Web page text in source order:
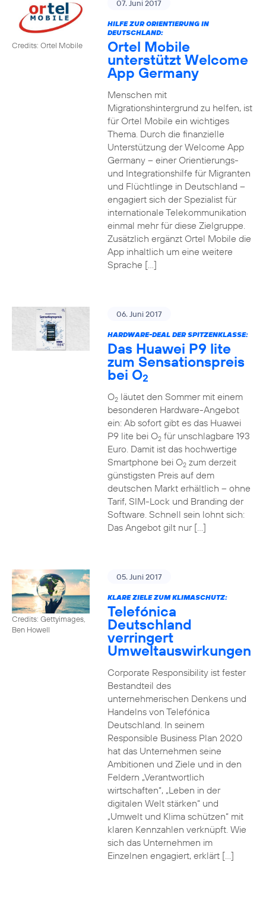
Credits: Ortel Mobile
07. Juni 2017
HILFE ZUR ORIENTIERUNG IN
DEUTSCHLAND:
Ortel Mobile
unterstützt Welcome
App Germany
Menschen mit
Migrationshintergrund zu helfen, ist
für Ortel Mobile ein wichtiges
Thema. Durch die finanzielle
Unterstützung der Welcome App
Germany – einer Orientierungs-
und Integrationshilfe für Migranten
und Flüchtlinge in Deutschland –
engagiert sich der Spezialist für
internationale Telekommunikation
einmal mehr für diese Zielgruppe.
Zusätzlich ergänzt Ortel Mobile die
App inhaltlich um eine weitere
Sprache […]
06. Juni 2017
HARDWARE-DEAL DER SPITZENKLASSE:
Das Huawei P9 lite
zum Sensationspreis
bei O2
O2läutet den Sommer mit einem
besonderen Hardware-Angebot
ein: Ab sofort gibt es das Huawei
P9 lite bei O2für unschlagbare 193
Euro. Damit ist das hochwertige
Smartphone bei O2zum derzeit
günstigsten Preis auf dem
deutschen Markt erhältlich – ohne
Tarif, SIM-Lock und Branding der
Software. Schnell sein lohnt sich:
Das Angebot gilt nur […]
Credits: Gettyimages,
Ben Howell
05. Juni 2017
KLARE ZIELE ZUM KLIMASCHUTZ:
Telefónica
Deutschland
verringert
Umweltauswirkungen
Corporate Responsibility ist fester
Bestandteil des
unternehmerischen Denkens und
Handelns von Telefónica
Deutschland. In seinem
Responsible Business Plan 2020
hat das Unternehmen seine
Ambitionen und Ziele und in den
Feldern „Verantwortlich
wirtschaften“, „Leben in der
digitalen Welt stärken“ und
„Umwelt und Klima schützen“ mit
klaren Kennzahlen verknüpft. Wie
sich das Unternehmen im
Einzelnen engagiert, erklärt […]